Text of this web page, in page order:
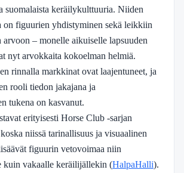
suomalaista keräilykulttuuria. Niiden
on figuurien yhdistyminen sekä leikkiin
arvoon – monelle aikuiselle lapsuuden
nyt arvokkaita kokoelman helmiä.
rinnalla markkinat ovat laajentuneet, ja
rooli tiedon jakajana ja
tukena on kasvanut.
erityisesti Horse Club -sarjan
niissä tarinallisuus ja visuaalinen
figuurin vetovoimaa niin
kuin vakaalle keräilijällekin (HalpaHalli).